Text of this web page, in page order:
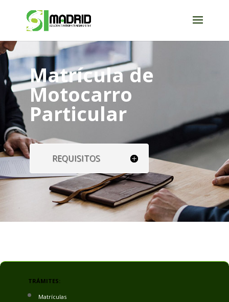
Matrícula de
Motocarro
Particular
REQUISITOS
TRÁMITES:
Matrículas